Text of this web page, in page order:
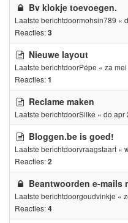
Bv klokje toevoegen.
Laatste berichtdoormohsin789 «
Reacties:3
Nieuwe layout
Laatste berichtdoorPépe « za
Reacties:1
Reclame maken
Laatste berichtdoorSilke « do apr
Bloggen.be is goed!
Laatste berichtdoorvraagstaart «
Reacties:2
Beantwoorden e-mails
Laatste berichtdoorgoudvinkje «
Reacties:4